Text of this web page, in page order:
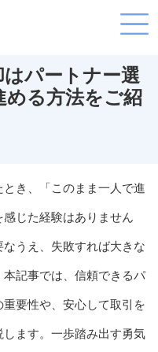
パートナー選
める方法をご紹
き、「このまま一人で進
じた経験はありません
うえ、失敗すれば大きな
記事では、信頼できるパ
要性や、安心して取引を
ます。一歩踏み出す勇気